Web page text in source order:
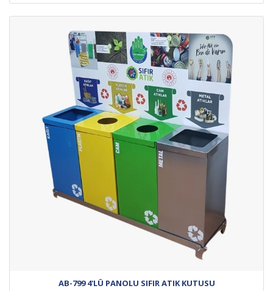
AB-799 4'LÜ PANOLU SIFIR ATIK KUTUSU